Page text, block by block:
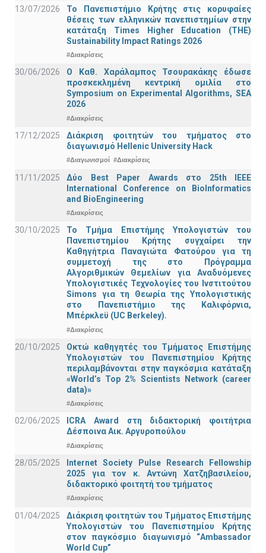
13/07/2026
Το Πανεπιστήμιο Κρήτης στις κορυφαίες
θέσεις των ελληνικών πανεπιστημίων στην
κατάταξη Times Higher Education (ΤΗΕ)
Sustainability Impact Ratings 2026
#Διακρίσεις
30/06/2026
Ο Καθ. Χαράλαμπος Τσουρακάκης έδωσε
προσκεκλημένη κεντρική ομιλία στο
Symposium on Experimental Algorithms, SEA
2026
#Διακρίσεις
17/12/2025
Διάκριση φοιτητών του τμήματος στο
διαγωνισμό Hellenic University Hack
#Διαγωνισμοί #Διακρίσεις
11/11/2025
Δύο Best Paper Awards στο 25th IEEE
International Conference on BioInformatics
and BioEngineering
#Διακρίσεις
30/10/2025
Το Τμήμα Επιστήμης Υπολογιστών του
Πανεπιστημίου Κρήτης συγχαίρει την
Καθηγήτρια Παναγιώτα Φατούρου για τη
συμμετοχή της στο Πρόγραμμα
Αλγοριθμικών Θεμελίων για Αναδυόμενες
Υπολογιστικές Τεχνολογίες του Ινστιτούτου
Simons για τη Θεωρία της Υπολογιστικής
στο Πανεπιστήμιο της Καλιφόρνια,
Μπέρκλεϋ (UC Berkeley).
#Διακρίσεις
20/10/2025
Οκτώ καθηγητές του Τμήματος Επιστήμης
Υπολογιστών του Πανεπιστημίου Κρήτης
περιλαμβάνονται στην παγκόσμια κατάταξη
«World’s Top 2% Scientists Network (career
data)»
#Διακρίσεις
02/06/2025
ICRA Award στη διδακτορική φοιτήτρια
Δέσποινα Αικ. Αργυροπούλου
#Διακρίσεις
28/05/2025
Internet Society Pulse Research Fellowship
2025 για τον κ. Αντώνη Χατζηβασιλείου,
διδακτορικό φοιτητή του τμήματος
#Διακρίσεις
01/04/2025
Διάκριση φοιτητών του Τμήματος Επιστήμης
Υπολογιστών του Πανεπιστημίου Κρήτης
στον παγκόσμιο διαγωνισμό “Ambassador
World Cup”